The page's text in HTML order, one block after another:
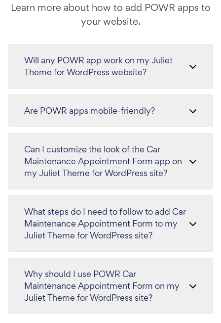
Learn more about how to add POWR apps to
your website.
Will any POWR app work on my Juliet
Theme for WordPress website?
Are POWR apps mobile-friendly?
Can I customize the look of the Car
Maintenance Appointment Form app on
my Juliet Theme for WordPress site?
What steps do I need to follow to add Car
Maintenance Appointment Form to my
Juliet Theme for WordPress site?
Why should I use POWR Car
Maintenance Appointment Form on my
Juliet Theme for WordPress site?